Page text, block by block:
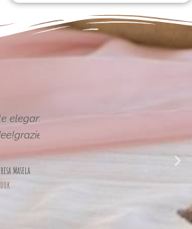
La perfezione e l'